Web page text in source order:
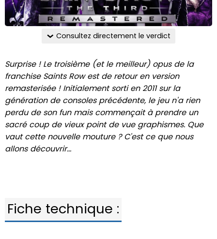
Consultez directement le verdict
Surprise ! Le troisième (et le meilleur) opus de la
franchise Saints Row est de retour en version
remasterisée ! Initialement sorti en 2011 sur la
génération de consoles précédente, le jeu n'a rien
perdu de son fun mais commençait à prendre un
sacré coup de vieux point de vue graphismes. Que
vaut cette nouvelle mouture ? C'est ce que nous
allons découvrir…
Fiche technique :